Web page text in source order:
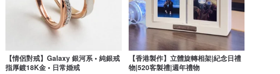
【情侶對戒】Galaxy 銀河系 • 純銀戒
指厚鍍18K金 • 日常婚戒
【香港製作】立體旋轉相架|紀念日禮
物|520客製禮|週年禮物